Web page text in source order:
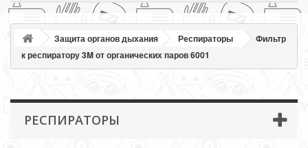
Защита органов дыхания Респираторы
Фильтр
к респиратору 3M от органических паров 6001
РЕСПИРАТОРЫ